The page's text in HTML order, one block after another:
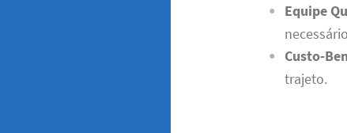
Equipe
Custo-
trajeto.